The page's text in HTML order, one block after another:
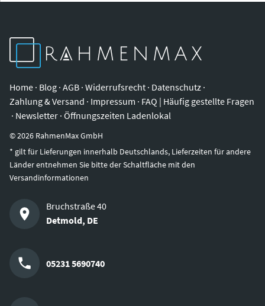
Home · Blog · AGB · Widerrufsrecht · Datenschutz ·
Zahlung & Versand · Impressum · FAQ | Häufig gestellte Fragen
· Newsletter · Öffnungszeiten Ladenlokal
©2026 RahmenMax GmbH
* gilt für Lieferungen innerhalb Deutschlands, Lieferzeiten für andere
Länder entnehmen Sie bitte der Schaltfläche mit den
Versandinformationen
Bruchstraße 40
Detmold, DE
05231 5690740